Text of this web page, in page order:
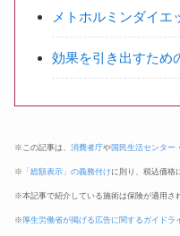
メトホルミンダイエ
効果を引き出すため
※この記事は、 消費者庁や国民生活センター ・
※ 「総額表示」の義務付けに則り、税込価格
※本記事で紹介している施術は保険が適用さ
※ 厚生労働省が掲げる広告に関するガイドラ